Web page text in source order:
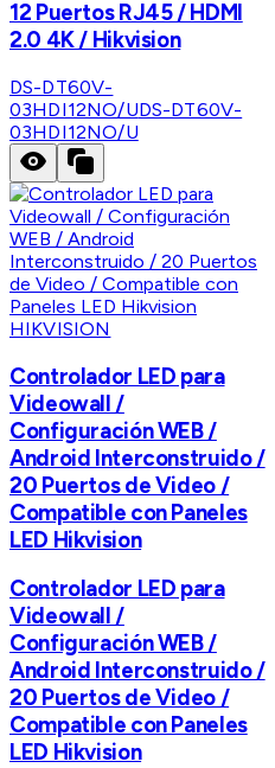
12 Puertos RJ45 / HDMI
2.0 4K / Hikvision
DS-DT60V-
03HDI12NO/UDS-DT60V-
03HDI12NO/U
HIKVISION
Controlador LED para
Videowall /
Configuración WEB /
Android Interconstruido /
20 Puertos de Video /
Compatible con Paneles
LED Hikvision
Controlador LED para
Videowall /
Configuración WEB /
Android Interconstruido /
20 Puertos de Video /
Compatible con Paneles
LED Hikvision